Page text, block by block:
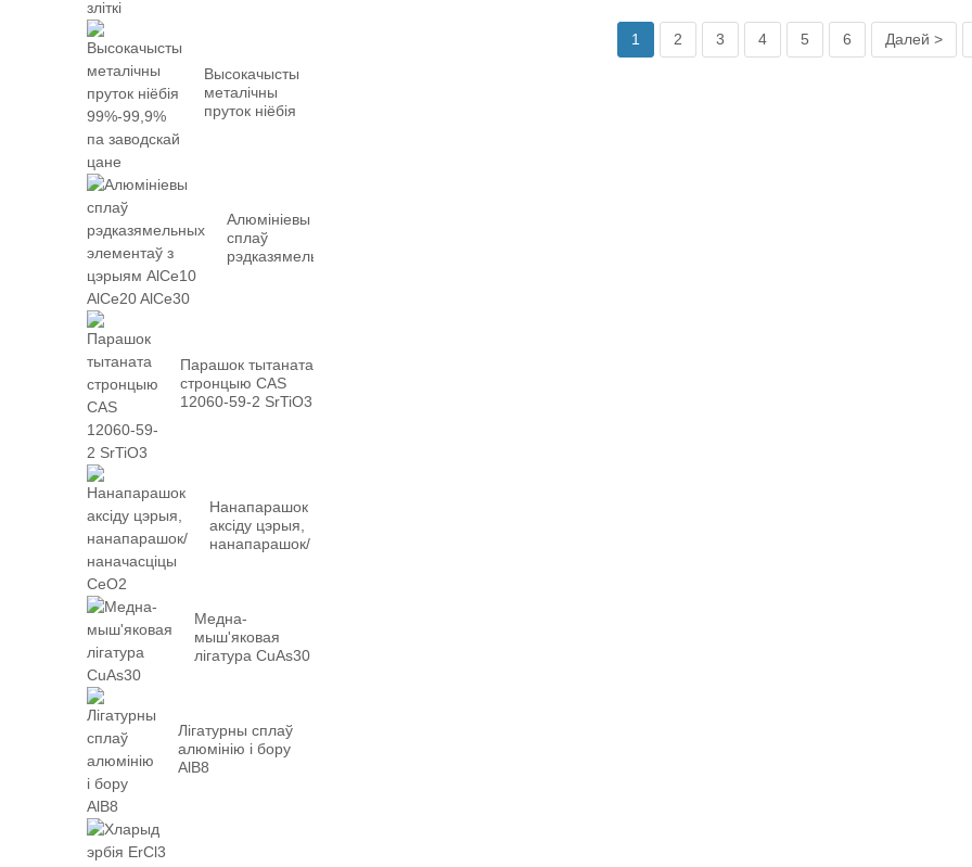
Высокачысты
металічны
пруток ніёбія
Алюмініевы
сплаў
рэдказямельных
Парашок тытаната
стронцыю CAS
12060-59-2 SrTiO3
Нанапарашок
аксіду цэрыя,
нанапарашок/
Медна-
мыш'яковая
лігатура CuAs30
Лігатурны сплаў
алюмінію і бору
AlB8
1 2 3 4 5 6 Далей >